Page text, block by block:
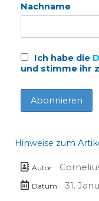
Nachname
Ich habe die
und stimme ihr
Hinweise zum
Autor:
Datum:
31.